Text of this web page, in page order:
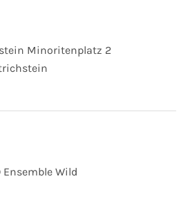
Minoritenplatz 2
Ensemble Wild